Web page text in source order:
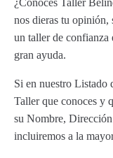
¿Conoces Taller
nos dieras tu opinión,
un taller de
gran ayuda.
Si en nuestro Listado
Taller que conoces y
su Nombre,
incluiremos a la